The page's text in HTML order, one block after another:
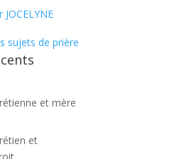
sujets de prière
et mère
et